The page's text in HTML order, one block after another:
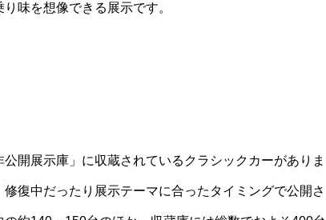
味を想像できる展示です。
開展示庫」に収蔵されているクラシックカーがありま
復中だったり展示テーマに合ったタイミングで公開さ